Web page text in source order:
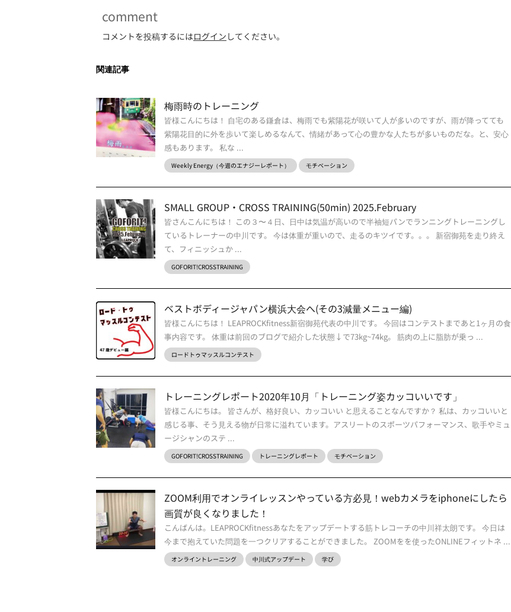
comment
コメントを投稿するにはログイン してください。
関連記事
梅雨時のトレーニング
皆様こんにちは！ 自宅のある鎌倉は、梅雨でも紫陽花が咲いて人が多いのですが、雨が降ってても
紫陽花目的に外を歩いて楽しめるなんて、情緒があって心の豊かな人たちが多いものだな。と、安心
感もあります。 私な ...
Weekly Energy（今週のエナジーレポート） モチベーション
SMALL GROUP・CROSS TRAINING(50min) 2025.February
皆さんこんにちは！ この３〜４日、日中は気温が高いので半袖短パンでランニングトレーニングし
ているトレーナーの中川です。 今は体重が重いので、走るのキツイです。。。 新宿御苑を走り終え
て、フィニッシュか ...
GOFORIT!CROSSTRAINING
ベストボディージャパン横浜大会へ(その3減量メニュー編)
皆様こんにちは！ LEAPROCKfitness新宿御苑代表の中川です。 今回はコンテストまであと1ヶ月の食
事内容です。 体重は前回のブログで紹介した状態↓で73kg~74kg。 筋肉の上に脂肪が乗っ ...
ロードトゥマッスルコンテスト
トレーニングレポート2020年10月「トレーニング姿カッコいいです」
皆様こんにちは。 皆さんが、格好良い、カッコいい と思えることなんですか？ 私は、カッコいいと
感じる事、そう見える物が日常に溢れています。アスリートのスポーツパフォーマンス、歌手やミュ
ージシャンのステ ...
GOFORIT!CROSSTRAINING トレーニングレポート モチベーション
ZOOM利用でオンライレッスンやっている方必見！webカメラをiphoneにしたら
画質が良くなりました！
こんばんは。LEAPROCKfitnessあなたをアップデートする筋トレコーチの中川祥太朗です。 今日は
今まで抱えていた問題を一つクリアすることができました。 ZOOMをを使ったONLINEフィットネ ...
オンライントレーニング 中川式アップデート 学び